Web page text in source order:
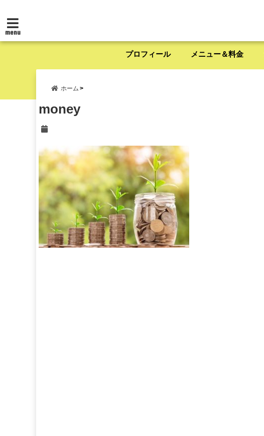
menu
プロフィール メニュー＆料金
ホーム
money